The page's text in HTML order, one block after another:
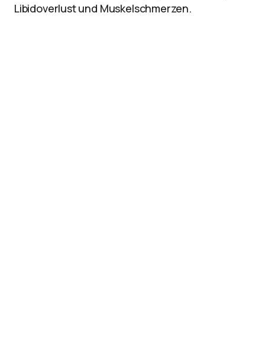
Libidoverlust und Muskelschmerzen.